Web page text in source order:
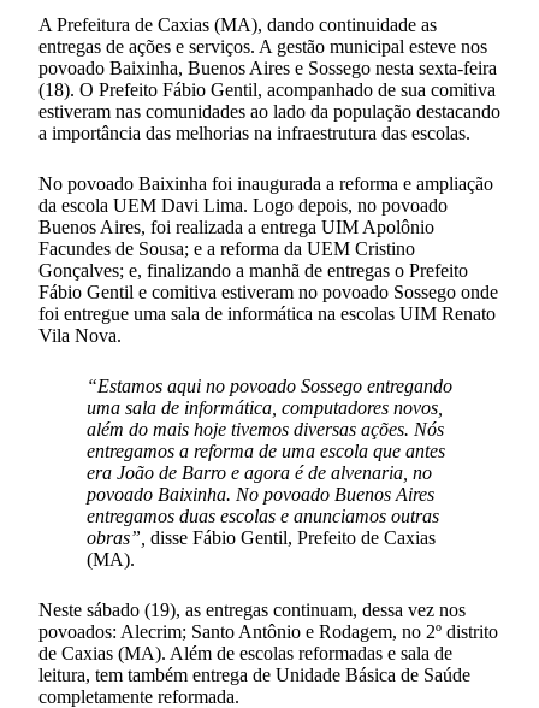
A Prefeitura de Caxias (MA), dando continuidade as
entregas de ações e serviços. A gestão municipal esteve nos
povoado Baixinha, Buenos Aires e Sossego nesta sexta-feira
(18). O Prefeito Fábio Gentil, acompanhado de sua comitiva
estiveram nas comunidades ao lado da população destacando
a importância das melhorias na infraestrutura das escolas.
No povoado Baixinha foi inaugurada a reforma e ampliação
da escola UEM Davi Lima. Logo depois, no povoado
Buenos Aires, foi realizada a entrega UIM Apolônio
Facundes de Sousa; e a reforma da UEM Cristino
Gonçalves; e, finalizando a manhã de entregas o Prefeito
Fábio Gentil e comitiva estiveram no povoado Sossego onde
foi entregue uma sala de informática na escolas UIM Renato
Vila Nova.
“Estamos aqui no povoado Sossego entregando
uma sala de informática, computadores novos,
além do mais hoje tivemos diversas ações. Nós
entregamos a reforma de uma escola que antes
era João de Barro e agora é de alvenaria, no
povoado Baixinha. No povoado Buenos Aires
entregamos duas escolas e anunciamos outras
obras”, disse Fábio Gentil, Prefeito de Caxias
(MA).
Neste sábado (19), as entregas continuam, dessa vez nos
povoados: Alecrim; Santo Antônio e Rodagem, no 2º distrito
de Caxias (MA). Além de escolas reformadas e sala de
leitura, tem também entrega de Unidade Básica de Saúde
completamente reformada.